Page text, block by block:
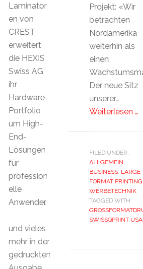
Projekt: «Wir
betrachten
Nordamerika
weiterhin als
einen
Der neue Sitz
unserer…
Weiterlesen …
FILED UNDER:
ALLGEMEIN,
BUSINESS, LARGE
FORMAT PRINTING
WERBETECHNIK
TAGGED WITH:
SWISSQPRINT USA
Laminator
en von
CREST
erweitert
die HEXIS
Swiss AG
ihr
Hardware-
Portfolio
um High-
End-
Lösungen
für
profession
elle
Anwender.
und vieles
mehr in der
gedruckten